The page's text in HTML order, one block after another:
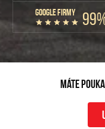
GOOGLE FIRMY
Máte